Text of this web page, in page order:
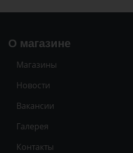
О магазине
Магазины
Новости
Вакансии
Галерея
Контакты